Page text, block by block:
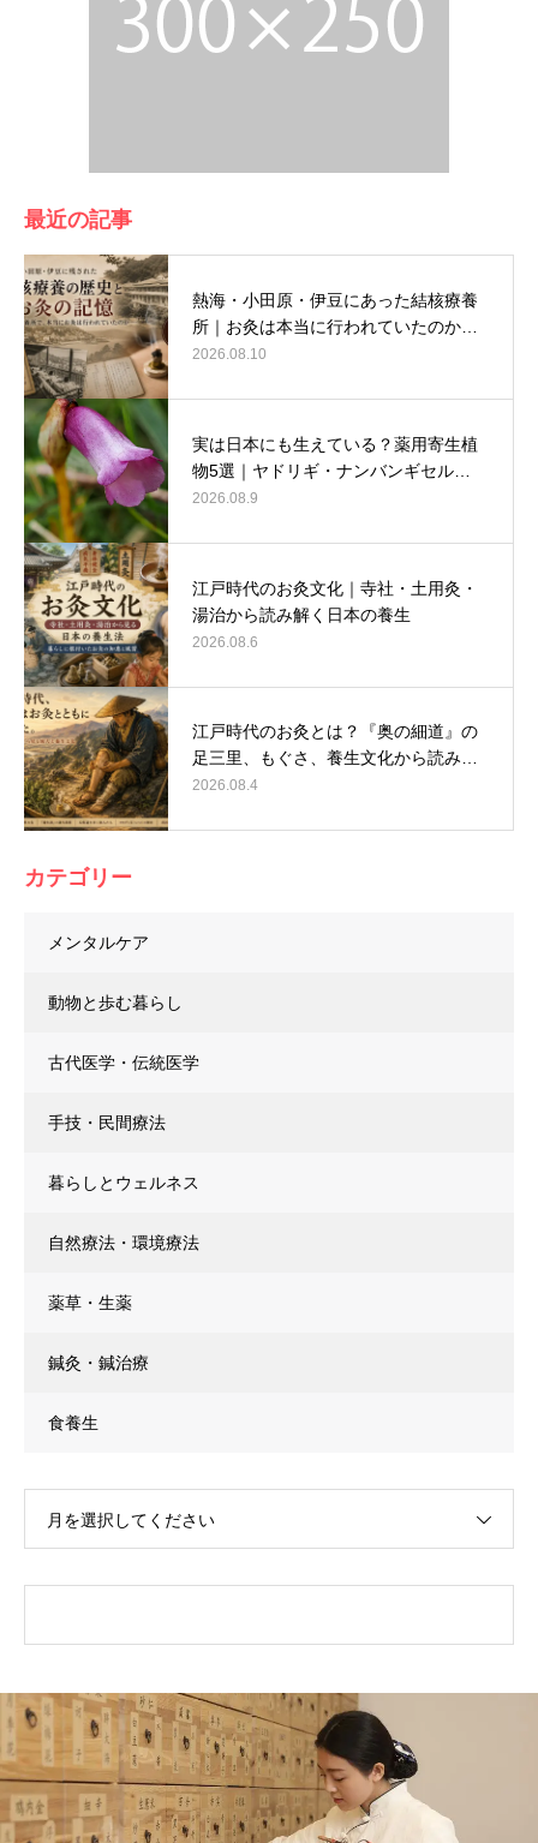
最近の記事
熱海・小田原・伊豆にあった結核療養
所｜お灸は本当に行われていたのか…
2026.08.10
実は日本にも生えている？薬用寄生植
物5選｜ヤドリギ・ナンバンギセル…
2026.08.9
江戸時代のお灸文化｜寺社・土用灸・
湯治から読み解く日本の養生
2026.08.6
江戸時代のお灸とは？『奥の細道』の
足三里、もぐさ、養生文化から読み…
2026.08.4
カテゴリー
メンタルケア
動物と歩む暮らし
古代医学・伝統医学
手技・民間療法
暮らしとウェルネス
自然療法・環境療法
薬草・生薬
鍼灸・鍼治療
食養生
月を選択してください